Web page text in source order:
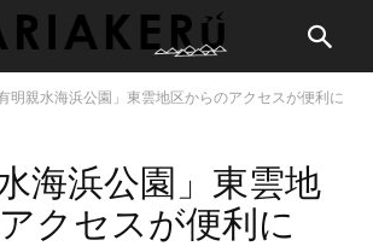
有明親水海浜公園」東雲地区からのアクセスが便利に
海浜公園」東雲地
クセスが便利に